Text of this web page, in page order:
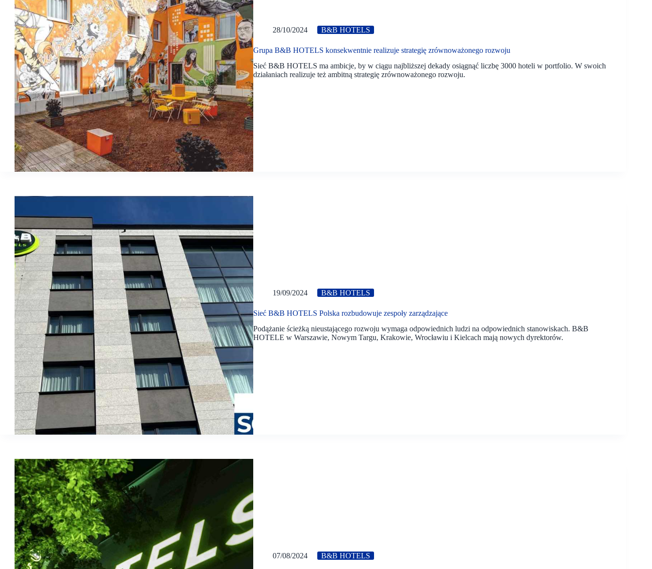
28/10/2024 B&B HOTELS
Grupa B&B HOTELS konsekwentnie realizuje strategię zrównoważonego rozwoju
Sieć B&B HOTELS ma ambicje, by w ciągu najbliższej dekady osiągnąć liczbę 3000 hoteli w portfolio. W swoich
działaniach realizuje też ambitną strategię zrównoważonego rozwoju.
19/09/2024 B&B HOTELS
Sieć B&B HOTELS Polska rozbudowuje zespoły zarządzające
Podążanie ścieżką nieustającego rozwoju wymaga odpowiednich ludzi na odpowiednich stanowiskach. B&B
HOTELE w Warszawie, Nowym Targu, Krakowie, Wrocławiu i Kielcach mają nowych dyrektorów.
07/08/2024 B&B HOTELS